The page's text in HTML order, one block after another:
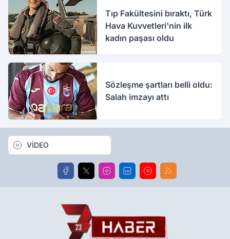
Tıp Fakültesini bıraktı, Türk
Hava Kuvvetleri'nin ilk
kadın paşası oldu
Sözleşme şartları belli oldu:
Salah imzayı attı
VİDEO